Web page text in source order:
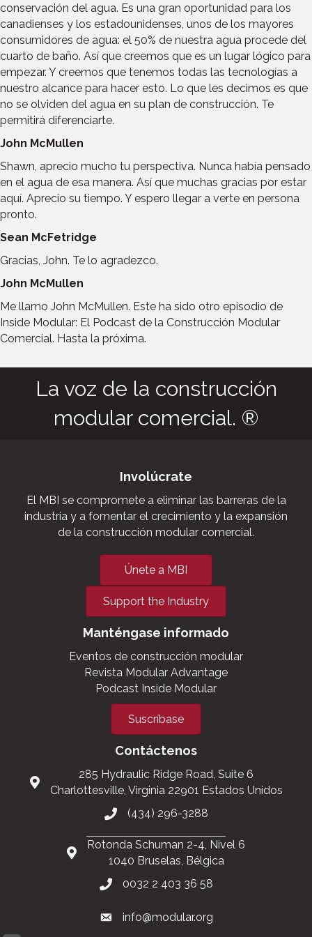
conservación del agua. Es una gran oportunidad para los
canadienses y los estadounidenses, unos de los mayores
consumidores de agua: el 50% de nuestra agua procede del
cuarto de baño. Así que creemos que es un lugar lógico para
empezar. Y creemos que tenemos todas las tecnologías a
nuestro alcance para hacer esto. Lo que les decimos es que
no se olviden del agua en su plan de construcción. Te
permitirá diferenciarte.
John McMullen
Shawn, aprecio mucho tu perspectiva. Nunca había pensado
en el agua de esa manera. Así que muchas gracias por estar
aquí. Aprecio su tiempo. Y espero llegar a verte en persona
pronto.
Sean McFetridge
Gracias, John. Te lo agradezco.
John McMullen
Me llamo John McMullen. Este ha sido otro episodio de
Inside Modular: El Podcast de la Construcción Modular
Comercial. Hasta la próxima.
La voz de la construcción
modular comercial. ®
Involúcrate
El MBI se compromete a eliminar las barreras de la
industria y a fomentar el crecimiento y la expansión
de la construcción modular comercial.
Únete a MBI
Support the Industry
Manténgase informado
Eventos de construcción modular
Revista Modular Advantage
Podcast Inside Modular
Suscríbase
Contáctenos
285 Hydraulic Ridge Road, Suite 6
Charlottesville, Virginia 22901 Estados Unidos
(434) 296-3288
Rotonda Schuman 2-4, Nivel 6
1040 Bruselas, Bélgica
0032 2 403 36 58
info@modular.org